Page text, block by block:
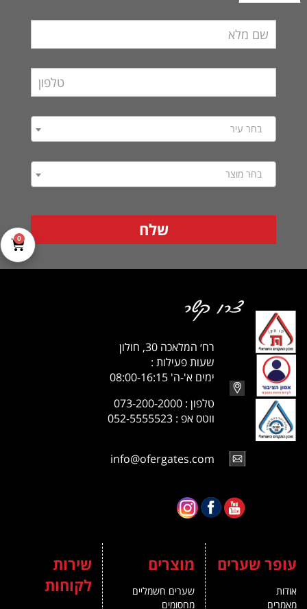
בחר עיר
בחר מוצר
רח׳ המלאכה 30, חולון
שעות פעילות :
ימים א'-ה' 08:00-16:15
טלפון : 073-200-2000
ווטס אפ : 052-5555523
info@ofergates.com
עופר שערים
אודות
מאמרים
מוצרים
שערים חשמליים
מחסומים
שירות
לקוחות
0